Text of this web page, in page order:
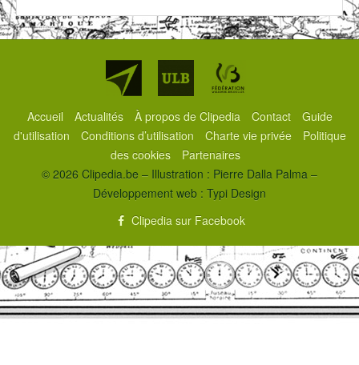
Partenaires
Accueil Actualités À propos de Clipedia Contact
Guide
d'utilisation
Conditions d’utilisation Charte vie privée
Politique
des cookies
Partenaires
© 2026 Clipedia.be – Illustration : Pierre Dalla Palma –
Développement web : Typi Design
Clipedia sur Facebook